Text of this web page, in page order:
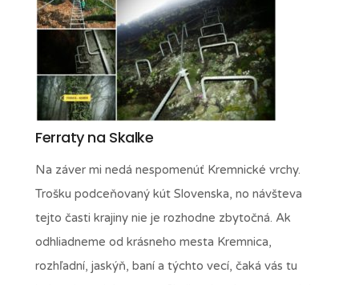
Ferraty na Skalke
Na záver mi nedá nespomenúť Kremnické vrchy.
Trošku podceňovaný kút Slovenska, no návšteva
tejto časti krajiny nie je rozhodne zbytočná. Ak
odhliadneme od krásneho mesta Kremnica,
rozhľadní, jaskýň, baní a týchto vecí, čaká vás tu